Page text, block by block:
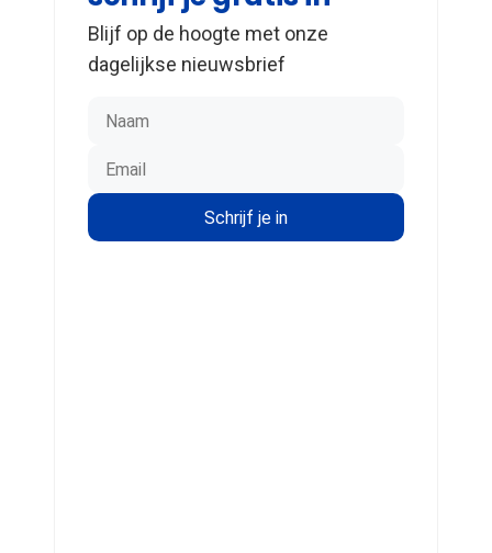
Blijf op de hoogte met onze
dagelijkse nieuwsbrief